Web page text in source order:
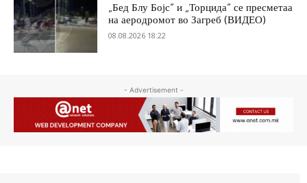
„Бед Блу Бојс“ и „Торцида“ се пресметаа
на аеродромот во Загреб (ВИДЕО)
08.08.2026 18:22
- Advertisement -